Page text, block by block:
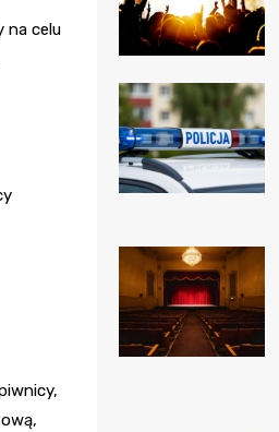
na celu